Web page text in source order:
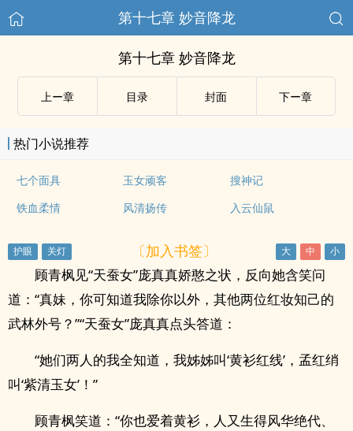
第十七章 妙音降龙
第十七章 妙音降龙
上ー章 目录 封面 下ー章
热门小说推荐
七个面具 玉女顽客
搜神记
铁血柔情
风清扬传 入云仙鼠
〔加入书签〕
顾青枫见“天蚕女”庞真真娇憨之状，反向她含笑问
道：“真妹，你可知道我除你以外，其他两位红妆知己的
武林外号？”“天蚕女”庞真真点头答道：
“她们两人的我全知道，我姊姊叫‘黄衫红线’，孟红绡
叫‘紫清玉女’！”
顾青枫笑道：“你也爱着黄衫，人又生得风华绝代、